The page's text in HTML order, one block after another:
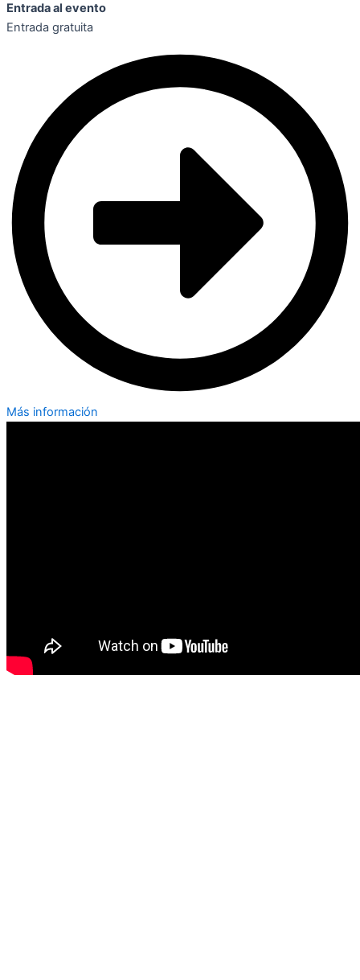
Entrada al evento
Entrada gratuita
Más información